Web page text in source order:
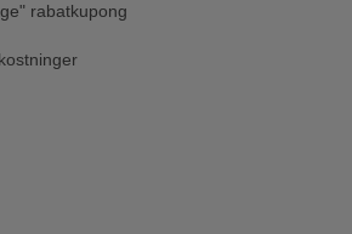
rabatkupong